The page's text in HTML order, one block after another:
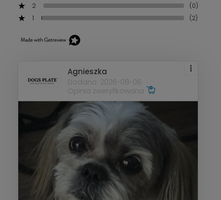
2 (0)
1 (2)
Agnieszka
Dodano: 2026-08-06
Opinia zweryfikowana